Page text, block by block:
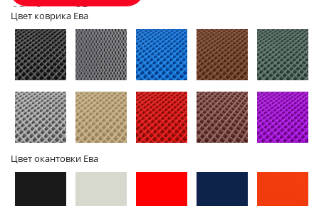
2D - без
бортов
3D - с
Цвет коврика Ева
Цвет окантовки Ева